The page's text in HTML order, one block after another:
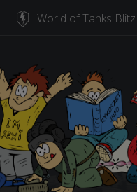
World of Tanks Blitz